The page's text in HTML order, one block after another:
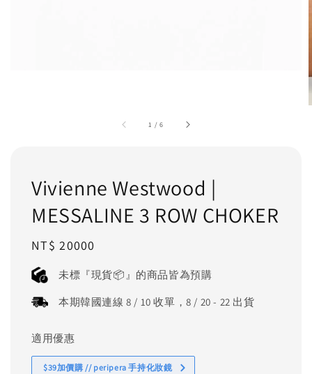
1 /6
Vivienne Westwood |
MESSALINE 3 ROW CHOKER
Regular
price
NT$ 20000
未標『現貨📦』的商品皆為預購
本期韓國連線 8 / 10 收單，8 / 20 - 22 出貨
適用優惠
$39加價購 // peripera 手持化妝鏡